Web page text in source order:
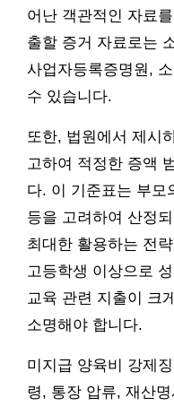
어난 객관적인 자료
출할 증거 자료로는
사업자등록증명원,
수 있습니다.
또한, 법원에서 제시
고하여 적정한 증액
다. 이 기준표는 부모
등을 고려하여 산정
최대한 활용하는 전
고등학생 이상으로
교육 관련 지출이 크
소명해야 합니다.
미지급 양육비 강제
령, 통장 압류, 재산